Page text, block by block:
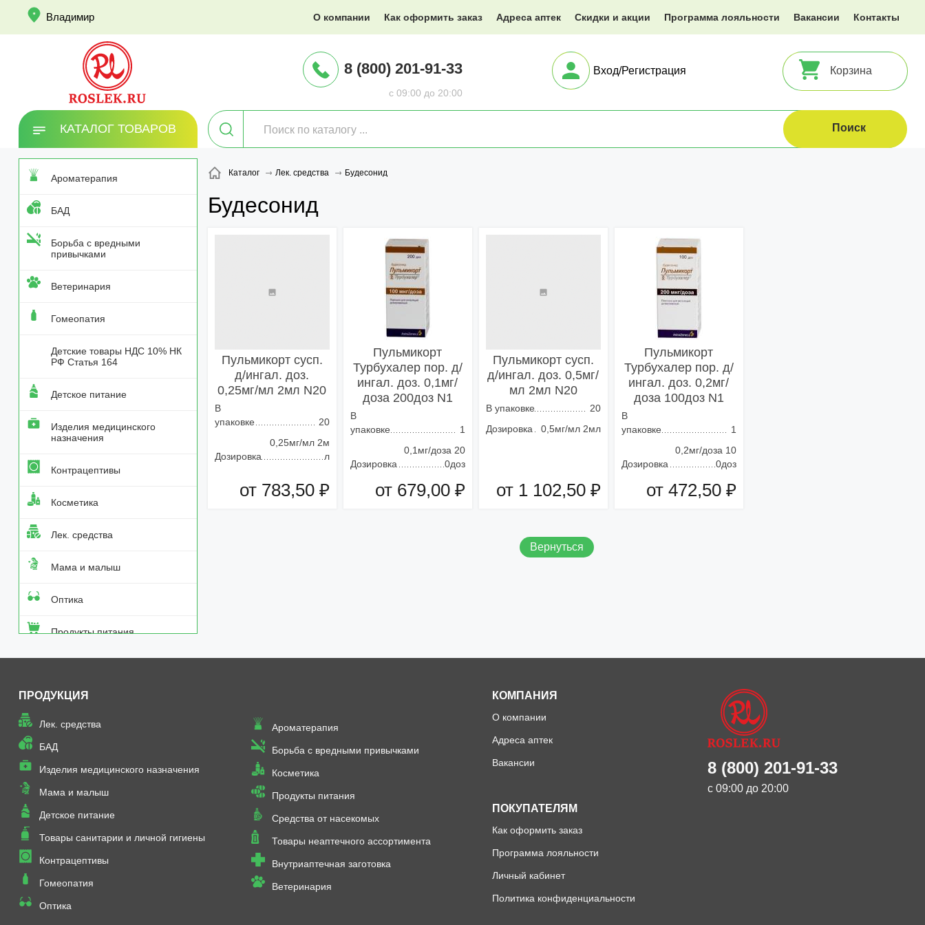
info@XXX.ru
О компании Как оформить заказ Адреса аптек Скидки и акции Программа лояльности Вакансии Контакты
с 09:00 до 20:00
8 (800) 201-91-33 Корзина
Вход/Регистрация
Владимир
КАТАЛОГ ТОВАРОВ
Ароматерапия
БАД
Борьба с вредными
привычками
Ветеринария
Гомеопатия
Детские товары НДС 10% НК
РФ Статья 164
Детское питание
Изделия медицинского
назначения
Контрацептивы
Косметика
Лек. средства
Мама и малыш
Оптика
Продукты питания
Товары неаптечного
гигиены
Каталог Лек. средства Будесонид
Будесонид
Пульмикорт сусп.
д/ингал. доз.
0,25мг/мл 2мл N20
В
упаковке
20
Дозировка
0,25мг/мл 2м
л
от 783,50 ₽
Пульмикорт
Турбухалер пор. д/
ингал. доз. 0,1мг/
доза 200доз N1
В
упаковке
1
Дозировка
0,1мг/доза 20
0доз
от 679,00 ₽
Пульмикорт сусп.
д/ингал. доз. 0,5мг/
мл 2мл N20
В упаковке
20
Дозировка
0,5мг/мл 2мл
от 1 102,50 ₽
Пульмикорт
Турбухалер пор. д/
ингал. доз. 0,2мг/
доза 100доз N1
В
упаковке
1
Дозировка
0,2мг/доза 10
0доз
от 472,50 ₽
Вернуться
ПРОДУКЦИЯ
Лек. средства
БАД
Изделия медицинского назначения
Мама и малыш
Детское питание
Товары санитарии и личной гигиены
Контрацептивы
Гомеопатия
Оптика
Ароматерапия
Борьба с вредными привычками
Косметика
Продукты питания
Средства от насекомых
Товары неаптечного ассортимента
Внутриаптечная заготовка
Ветеринария
КОМПАНИЯ
О компании
Адреса аптек
Вакансии
ПОКУПАТЕЛЯМ
Как оформить заказ
Программа лояльности
Личный кабинет
Политика конфиденциальности
8 (800) 201-91-33
с 09:00 до 20:00